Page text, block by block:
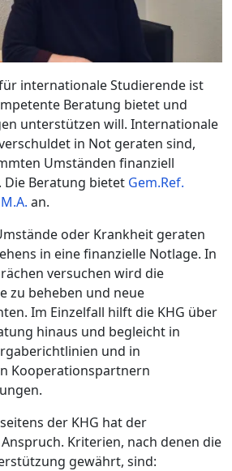
internationale Studierende ist
Beratung bietet und
unterstützen will. Internationale
in Not geraten sind,
Umständen finanziell
Beratung bietet Gem.Ref.
an.
oder Krankheit geraten
in eine finanzielle Notlage. In
versuchen wird die
zu beheben und neue
Im Einzelfall hilft die KHG über
hinaus und begleicht in
und in
Kooperationspartnern
der KHG hat der
Kriterien, nach denen die
gewährt, sind: